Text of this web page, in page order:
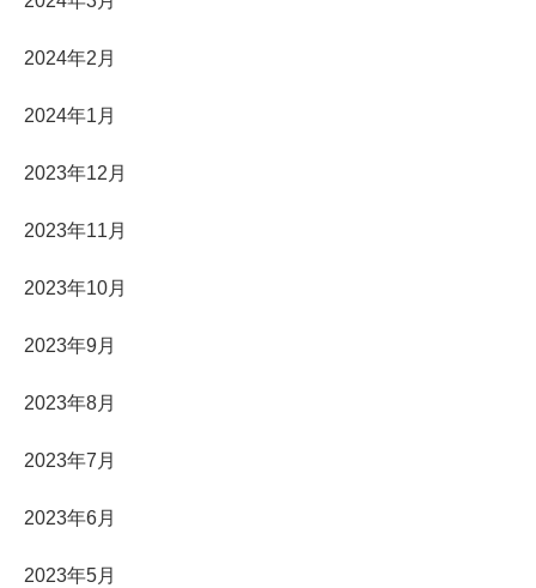
2024年2月
2024年1月
2023年12月
2023年11月
2023年10月
2023年9月
2023年8月
2023年7月
2023年6月
2023年5月